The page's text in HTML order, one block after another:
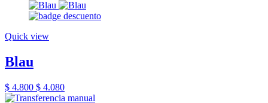
Quick view
Blau
$ 4.800 $ 4.080